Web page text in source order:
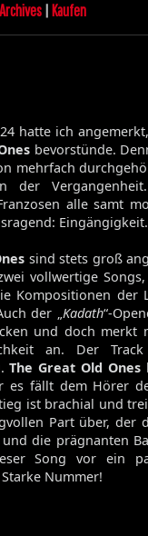
| Kaufen
hatte ich
bevorstünde.
mehrfach
der
alle samt
sind stets groß
vollwertige
Kompositionen der
der „Kadath“-
und doch merkt
an. Der
The Great Old Ones
es fällt dem Hörer
ist brachial und
Part über, der
die prägnanten
Song vor ein
Nummer!